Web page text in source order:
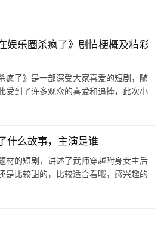
娱乐圈杀疯了》剧情梗概及精彩
疯了》是一部深受大家喜爱的短剧，随
受到了许多观众的喜爱和追捧，此次小
什么故事，主演是谁
材的短剧，讲述了武师穿越附身女主后
是比较甜的，比较适合看哦，感兴趣的